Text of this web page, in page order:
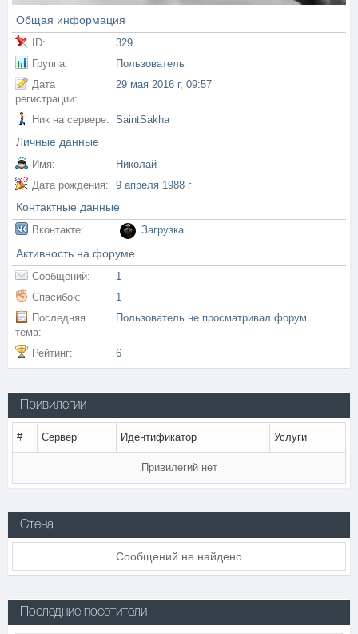
Общая информация
ID:
329
Группа:
Пользователь
Дата
регистрации:
29 мая 2016 г, 09:57
Ник на сервере: SaintSakha
Личные данные
Имя:
Николай
Дата рождения:
9 апреля 1988 г
Контактные данные
Вконтакте: Загрузка...
Активность на форуме
Сообщений:
1
Спасибок:
1
Последняя
тема:
Пользователь не просматривал форум
Рейтинг: 6
Привилегии
# Сервер Идентификатор Услуги
Привилегий нет
Стена
Сообщений не найдено
Последние посетители